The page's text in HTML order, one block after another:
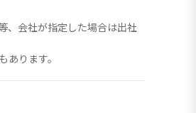
、会社が指定した場合は出社
ります。